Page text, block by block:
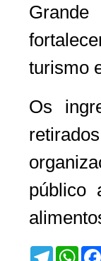
turismo
Os
público
T
W